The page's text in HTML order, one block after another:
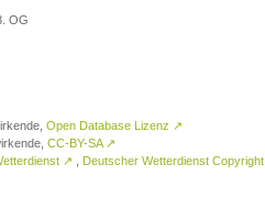
OG
Open Database Lizenz ↗
CC-BY-SA ↗
↗ Deutscher Wetterdienst Copyright